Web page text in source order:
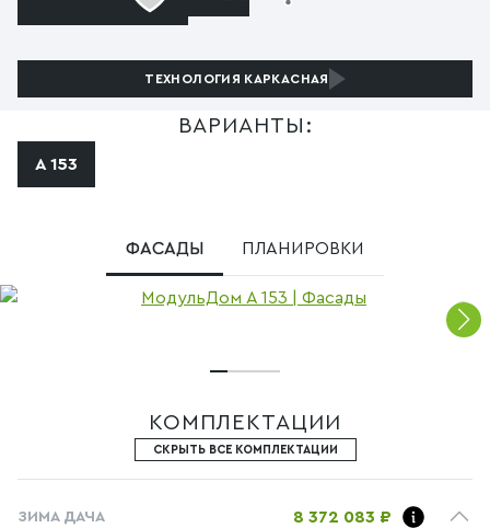
ТЕХНОЛОГИЯ КАРКАСНАЯ
ВАРИАНТЫ:
А 153
ФАСАДЫ ПЛАНИРОВКИ
КОМПЛЕКТАЦИИ
СКРЫТЬ ВСЕ КОМПЛЕКТАЦИИ
ЗИМА ДАЧА 8 372 083 ₽